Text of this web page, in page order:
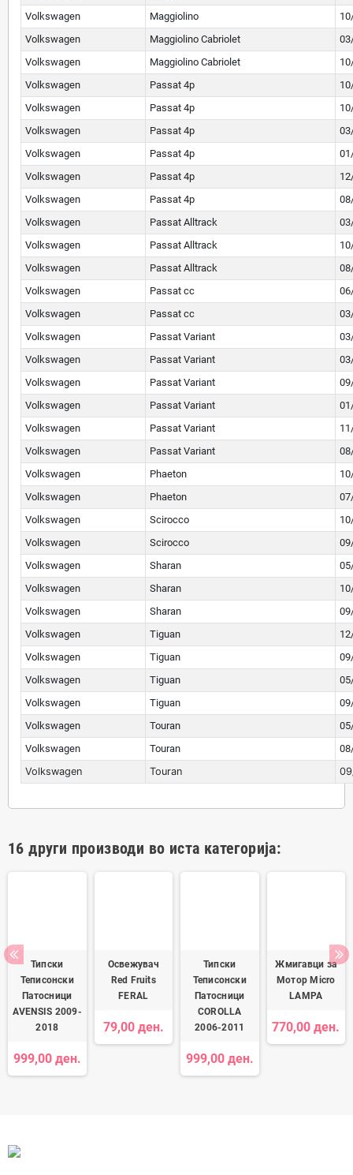
Volkswagen
Maggiolino
Volkswagen
Maggiolino Cabriolet
Volkswagen
Maggiolino Cabriolet
Volkswagen
Passat 4p
Volkswagen
Passat 4p
Volkswagen
Passat 4p
Volkswagen
Passat 4p
Volkswagen
Passat 4p
Volkswagen
Passat 4p
Volkswagen
Passat Alltrack
Volkswagen
Passat Alltrack
Volkswagen
Passat Alltrack
Volkswagen
Passat cc
Volkswagen
Passat cc
Volkswagen
Passat Variant
Volkswagen
Passat Variant
Volkswagen
Passat Variant
Volkswagen
Passat Variant
Volkswagen
Passat Variant
Volkswagen
Passat Variant
Volkswagen
Phaeton
Volkswagen
Phaeton
Volkswagen
Scirocco
Volkswagen
Scirocco
Volkswagen
Sharan
Volkswagen
Sharan
Volkswagen
Sharan
Volkswagen
Tiguan
Volkswagen
Tiguan
Volkswagen
Tiguan
Volkswagen
Tiguan
Volkswagen
Touran
Volkswagen
Touran
Volkswagen
Touran
16 други производи во иста категорија:
Типски
Теписонски
Патосници
AVENSIS 2009-
2018
999,00 ден.
Освежувач
Red Fruits
FERAL
79,00 ден.
Типски
Теписонски
Патосници
COROLLA
2006-2011
999,00 ден.
Жмигавци за
Мотор Micro
LAMPA
770,00 ден.